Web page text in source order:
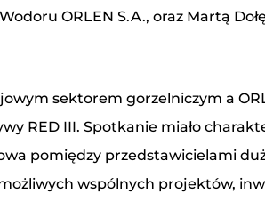
ORLEN S.A., oraz Martą
sektorem gorzelniczym a
RED III. Spotkanie miało
pomiędzy przedstawicielami
wspólnych projektów,
kontaktowy